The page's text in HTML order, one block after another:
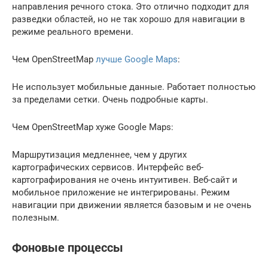
направления речного стока. Это отлично подходит для
разведки областей, но не так хорошо для навигации в
режиме реального времени.
Чем OpenStreetMap лучше Google Maps:
Не использует мобильные данные. Работает полностью
за пределами сетки. Очень подробные карты.
Чем OpenStreetMap хуже Google Maps:
Маршрутизация медленнее, чем у других
картографических сервисов. Интерфейс веб-
картографирования не очень интуитивен. Веб-сайт и
мобильное приложение не интегрированы. Режим
навигации при движении является базовым и не очень
полезным.
Фоновые процессы